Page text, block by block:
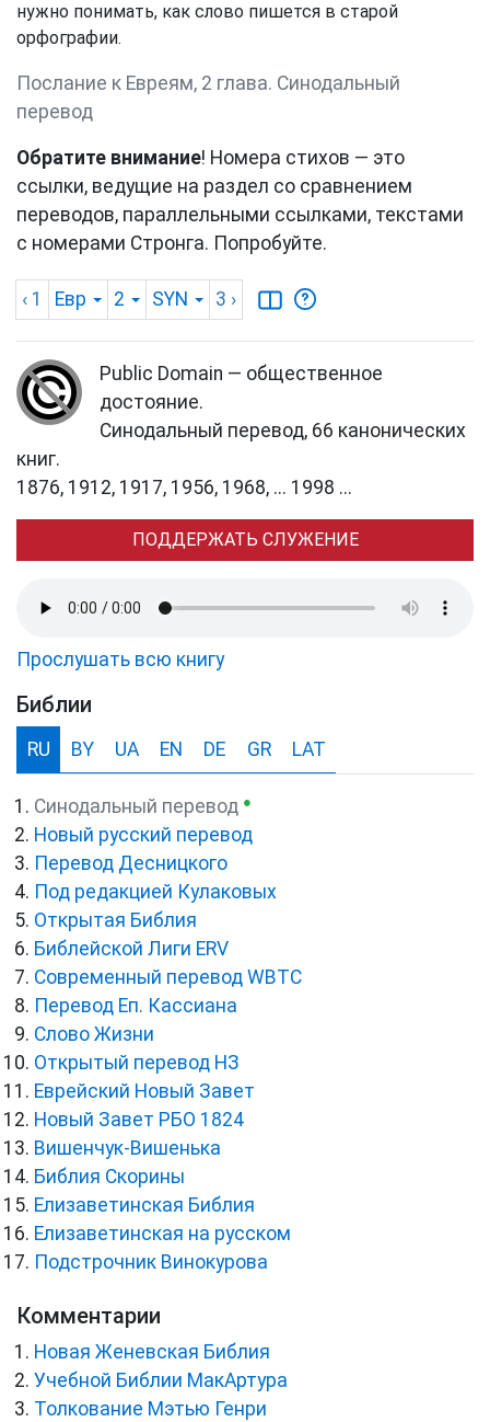
нужно понимать, как слово пишется в старой
орфографии.
Послание к Евреям, 2 глава. Синодальный
перевод
Обратите внимание! Номера стихов — это
ссылки, ведущие на раздел со сравнением
переводов, параллельными ссылками, текстами
с номерами Стронга. Попробуйте.
‹ 1 Евр 2 SYN 3 ›
Public Domain — общественное
достояние.
Синодальный перевод, 66 канонических
книг.
1876, 1912, 1917, 1956, 1968, ... 1998 ...
ПОДДЕРЖАТЬ СЛУЖЕНИЕ
Прослушать всю книгу
Библии
RU BY UA EN DE GR LAT
Синодальный перевод ●
Новый русский перевод
Перевод Десницкого
Под редакцией Кулаковых
Открытая Библия
Библейской Лиги ERV
Cовременный перевод WBTC
Перевод Еп. Кассиана
Слово Жизни
Открытый перевод НЗ
Еврейский Новый Завет
Новый Завет РБО 1824
Вишенчук-Вишенька
Библия Скорины
Елизаветинская Библия
Елизаветинская на русском
Подстрочник Винокурова
Комментарии
Новая Женевская Библия
Учебной Библии МакАртура
Толкование Мэтью Генри